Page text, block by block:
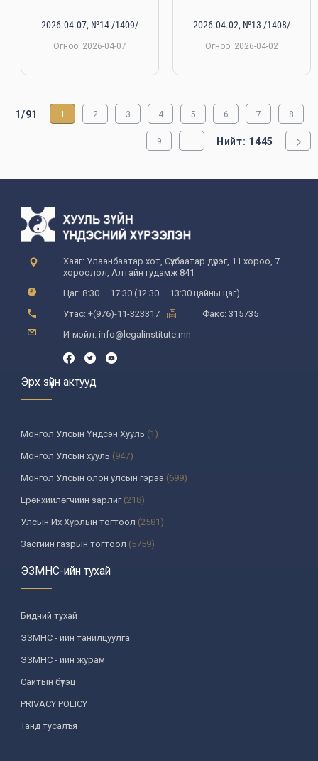
2026.04.07, №14 /1409/
Огноо: 2026-04-07
2026.04.02, №13 /1408/
Огноо: 2026-04-02
1/91 1 2 3 4 5 6 7 8
9 ... Нийт: 1445
Хаяг: Улаанбаатар хот, Сүхбаатар дүүрэг, 11 хороо, 7
хороолол, Алтайн гудамж 841
Цаг: 8:30 – 17:30 (12:30 – 13:30 цайны цаг)
Утас: +(976)-11-323317
Факс: 315735
И-мэйл: info@legalinstitute.mn
Эрх зүйн актууд
Монгол Улсын Үндсэн Хууль (1)
Монгол Улсын хууль (947)
Монгол Улсын олон улсын гэрээ (699)
Ерөнхийлөгчийн зарлиг(218)
Улсын Их Хурлын тогтоол (2581)
Засгийн газрын тогтоол (5759)
Үндсэн хуулийн цэцийн шийдвэр
Улсын дээд шүүхийн тогтоол
УИХ-аас томилогддог байгууллагын дарга, түүнтэй адилтгах
албан тушаалтны шийдвэр
Сайдын тушаал(987)
Засгийн газрын агентлагийн даргын тушаал
Хууль, хяналтын байгууллага
Төрийн зарим чиг үүргийг хууль болон гэрээний үндсэн дээр
хэрэгжүүлж буй байгууллага
ЭЗМНС-ийн тухай
Бидний тухай
ЭЗМНС - ийн танилцуулга
ЭЗМНС - ийн журам
Сайтын бүтэц
PRIVACY POLICY
Танд тусалъя